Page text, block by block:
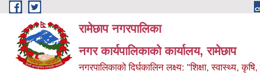
Skip to main content
रामेछाप नगरपालिका
नगर कार्यपालिकाको कार्यालय, रामेछाप
नगरपालिकाको दिर्घकालिन लक्ष्य: "शिक्षा, स्वास्थ्य,